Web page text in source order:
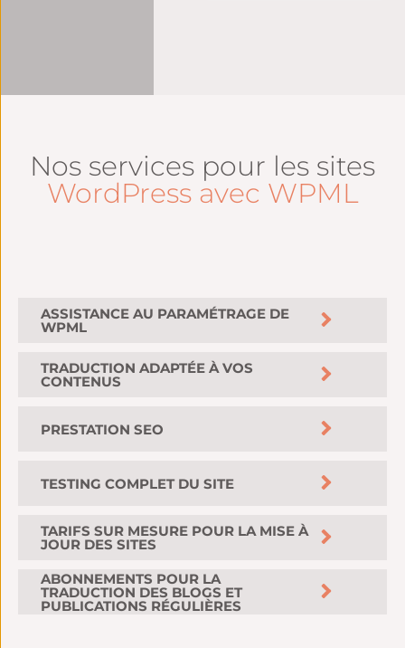
Nos services pour les sites
WordPress avec WPML
ASSISTANCE AU PARAMÉTRAGE DE
WPML
TRADUCTION ADAPTÉE À VOS
CONTENUS
PRESTATION SEO
TESTING COMPLET DU SITE
TARIFS SUR MESURE POUR LA MISE À
JOUR DES SITES
ABONNEMENTS POUR LA
TRADUCTION DES BLOGS ET
PUBLICATIONS RÉGULIÈRES